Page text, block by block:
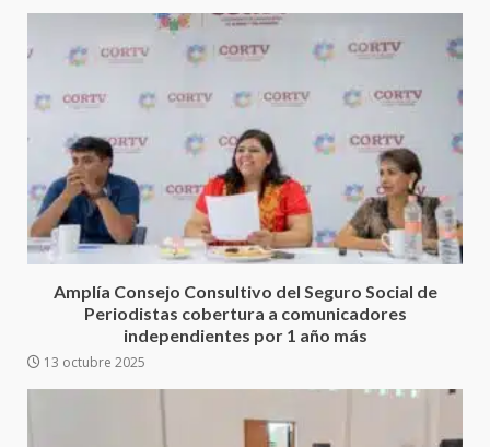
Amplía Consejo Consultivo del Seguro Social de
Periodistas cobertura a comunicadores
independientes por 1 año más
13 octubre 2025
Ciudad Salud: justicia social para
5 agosto 2026
con el Gobernador Salomón Jara
de la transformación en